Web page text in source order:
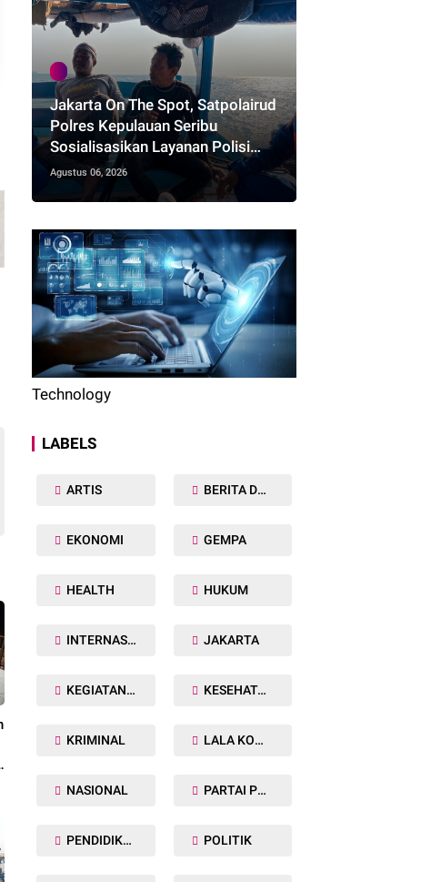
Jakarta On The Spot, Satpolairud
Polres Kepulauan Seribu
Sosialisasikan Layanan Polisi
110 dan Ajak Nelayan Tolak Alat
Tangkap Terlarang
Agustus 06, 2026
Technology
LABELS
ARTIS BERITA DAERAH
EKONOMI GEMPA
HEALTH HUKUM
INTERNASIONAL JAKARTA
KEGIATAN TNI POLRI KESEHATAN
KRIMINAL LALA KOMALAWATI
NASIONAL PARTAI POLITIK
PENDIDIKAN POLITIK